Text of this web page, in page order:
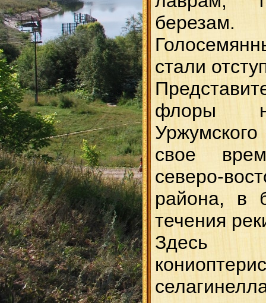
березам.
стали
флоры
свое
северо-
района, в
течения
Здесь